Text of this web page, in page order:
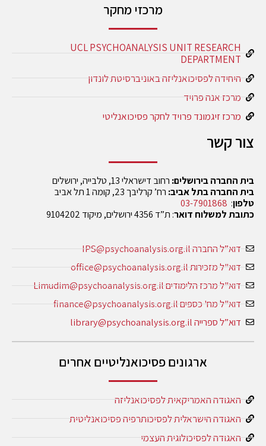
מרכזי מחקר
UCL PSYCHOANALYSIS UNIT RESEARCH
DEPARTMENT
היחידה לפסיכואנליזה באוניברסיטת לונדון
מרכז אנה פרויד
מרכז זיגמונד פרויד לחקר פסיכואנליטי
צור קשר
בית החברה בירושלים: רחוב דישראלי 13, טלבייה, ירושלים
בית החברה בתל אביב: רח’ קרליבך 23, קומה 1 תל אביב
טלפון:
03-7901868
כתובת למשלוח דואר: ת”ד 4356 ירושלים, מיקוד 9104202
דוא”ל החברה IPS@psychoanalysis.org.il
דוא"ל מזכירות office@psychoanalysis.org.il
דוא"ל מרכז הלימודים Limudim@psychoanalysis.org.il
דוא"ל מח' כספים finance@psychoanalysis.org.il
דוא”ל ספרייה library@psychoanalysis.org.il
ארגונים פסיכואנליטיים אחרים
האגודה האמריקאית לפסיכואנליזה
האגודה הישראלית לפסיכותרפיה פסיכואנליטית
האגודה לפסיכולוגית העצמי